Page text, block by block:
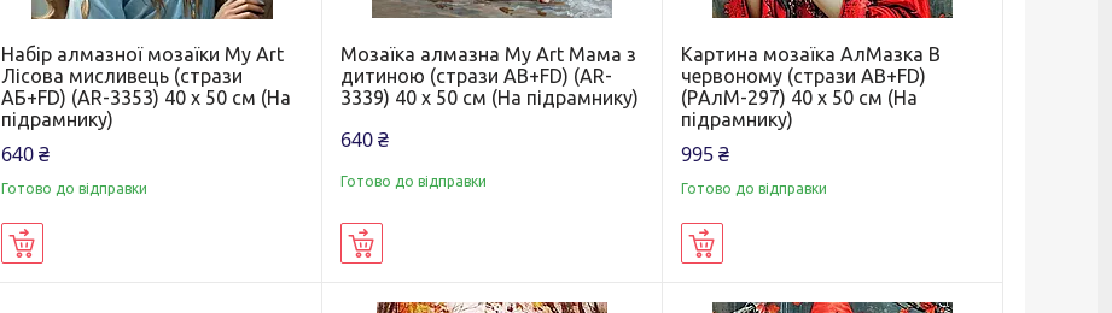
Набір алмазної мозаїки My Art
Лісова мисливець (стрази
АБ+FD) (AR-3353) 40 х 50 см (На
підрамнику)
640 ₴
Готово до відправки
Мозаїка алмазна My Art Мама з
дитиною (стрази AB+FD) (AR-
3339) 40 х 50 см (На підрамнику)
640 ₴
Готово до відправки
Картина мозаїка АлМазка В
червоному (стрази AB+FD)
(PАлМ-297) 40 х 50 см (На
підрамнику)
995 ₴
Готово до відправки